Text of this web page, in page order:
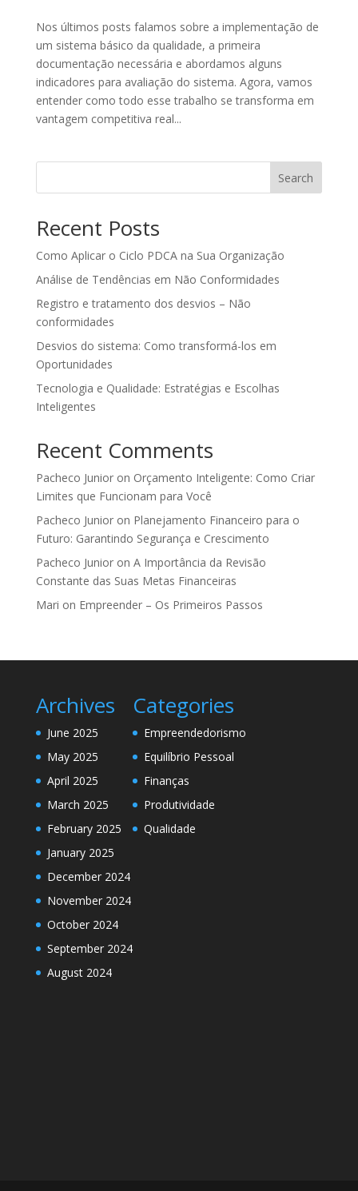
Nos últimos posts falamos sobre a implementação de
um sistema básico da qualidade, a primeira
documentação necessária e abordamos alguns
indicadores para avaliação do sistema. Agora, vamos
entender como todo esse trabalho se transforma em
vantagem competitiva real...
Search
Recent Posts
Como Aplicar o Ciclo PDCA na Sua Organização
Análise de Tendências em Não Conformidades
Registro e tratamento dos desvios – Não
conformidades
Desvios do sistema: Como transformá-los em
Oportunidades
Tecnologia e Qualidade: Estratégias e Escolhas
Inteligentes
Recent Comments
Pacheco Junioron Orçamento Inteligente: Como Criar
Limites que Funcionam para Você
Pacheco Junioron Planejamento Financeiro para o
Futuro: Garantindo Segurança e Crescimento
Pacheco Junioron A Importância da Revisão
Constante das Suas Metas Financeiras
Mari on Empreender – Os Primeiros Passos
Archives
June 2025
May 2025
April 2025
March 2025
February 2025
January 2025
December 2024
November 2024
October 2024
September 2024
August 2024
Categories
Empreendedorismo
Equilíbrio Pessoal
Finanças
Produtividade
Qualidade